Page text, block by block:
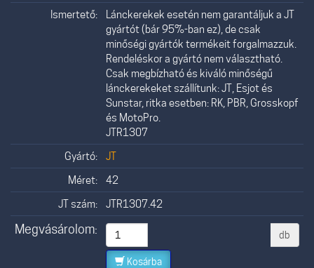
Ismertető:
Lánckerekek esetén nem garantáljuk a JT
gyártót (bár 95%-ban ez), de csak
minőségi gyártók termékeit forgalmazzuk.
Rendeléskor a gyártó nem választható.
Csak megbízható és kiváló minőségű
lánckerekeket szállítunk: JT, Esjot és
Sunstar, ritka esetben: RK, PBR, Grosskopf
és MotoPro.
JTR1307
Gyártó:
JT
Méret:
42
JT szám:
JTR1307.42
Megvásárolom: db
Kosárba